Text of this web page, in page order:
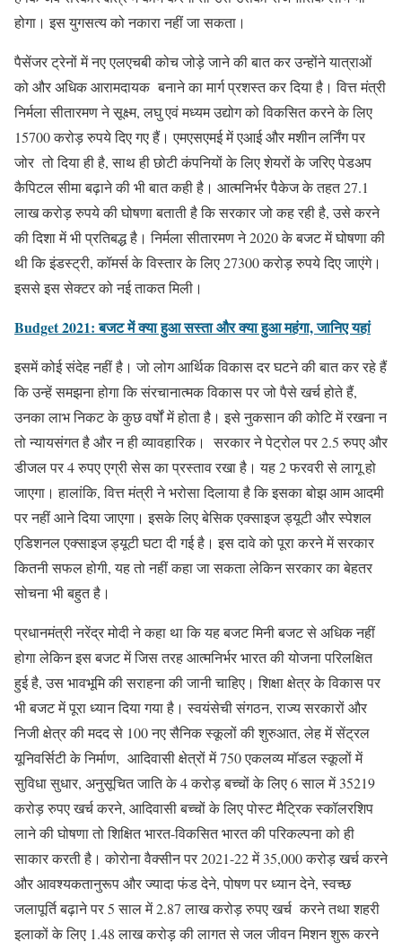
होगा। इस युगसत्य को नकारा नहीं जा सकता।
पैसेंजर ट्रेनों में नए एलएचबी कोच जोड़े जाने की बात कर उन्होंने यात्राओं
को और अधिक आरामदायक बनाने का मार्ग प्रशस्त कर दिया है। वित्त मंत्री
निर्मला सीतारमण ने सूक्ष्म, लघु एवं मध्यम उद्योग को विकसित करने के लिए
15700 करोड़ रुपये दिए गए हैं। एमएसएमई में एआई और मशीन लर्निंग पर
जोर तो दिया ही है, साथ ही छोटी कंपनियों के लिए शेयरों के जरिए पेडअप
कैपिटल सीमा बढ़ाने की भी बात कही है। आत्मनिर्भर पैकेज के तहत 27.1
लाख करोड़ रुपये की घोषणा बताती है कि सरकार जो कह रही है, उसे करने
की दिशा में भी प्रतिबद्ध है। निर्मला सीतारमण ने 2020 के बजट में घोषणा की
थी कि इंडस्ट्री, कॉमर्स के विस्तार के लिए 27300 करोड़ रुपये दिए जाएंगे।
इससे इस सेक्टर को नई ताकत मिली।
Budget 2021: बजट में क्या हुआ सस्ता और क्या हुआ महंगा, जानिए यहां
इसमें कोई संदेह नहीं है। जो लोग आर्थिक विकास दर घटने की बात कर रहे हैं
कि उन्हें समझना होगा कि संरचानात्मक विकास पर जो पैसे खर्च होते हैं,
उनका लाभ निकट के कुछ वर्षों में होता है। इसे नुकसान की कोटि में रखना न
तो न्यायसंगत है और न ही व्यावहारिक। सरकार ने पेट्रोल पर 2.5 रुपए और
डीजल पर 4 रुपए एग्री सेस का प्रस्ताव रखा है। यह 2 फरवरी से लागू हो
जाएगा। हालांकि, वित्त मंत्री ने भरोसा दिलाया है कि इसका बोझ आम आदमी
पर नहीं आने दिया जाएगा। इसके लिए बेसिक एक्साइज ड्यूटी और स्पेशल
एडिशनल एक्साइज ड्यूटी घटा दी गई है। इस दावे को पूरा करने में सरकार
कितनी सफल होगी, यह तो नहीं कहा जा सकता लेकिन सरकार का बेहतर
सोचना भी बहुत है।
प्रधानमंत्री नरेंद्र मोदी ने कहा था कि यह बजट मिनी बजट से अधिक नहीं
होगा लेकिन इस बजट में जिस तरह आत्मनिर्भर भारत की योजना परिलक्षित
हुई है, उस भावभूमि की सराहना की जानी चाहिए। शिक्षा क्षेत्र के विकास पर
भी बजट में पूरा ध्यान दिया गया है। स्वयंसेची संगठन, राज्य सरकारों और
निजी क्षेत्र की मदद से 100 नए सैनिक स्कूलों की शुरुआत, लेह में सेंट्रल
यूनिवर्सिटी के निर्माण, आदिवासी क्षेत्रों में 750 एकलव्य मॉडल स्कूलों में
सुविधा सुधार, अनुसूचित जाति के 4 करोड़ बच्चों के लिए 6 साल में 35219
करोड़ रुपए खर्च करने, आदिवासी बच्चों के लिए पोस्ट मैट्रिक स्कॉलरशिप
लाने की घोषणा तो शिक्षित भारत-विकसित भारत की परिकल्पना को ही
साकार करती है। कोरोना वैक्सीन पर 2021-22 में 35,000 करोड़ खर्च करने
और आवश्यकतानुरूप और ज्यादा फंड देने, पोषण पर ध्यान देने, स्वच्छ
जलापूर्ति बढ़ाने पर 5 साल में 2.87 लाख करोड़ रुपए खर्च करने तथा शहरी
इलाकों के लिए 1.48 लाख करोड़ की लागत से जल जीवन मिशन शुरू करने